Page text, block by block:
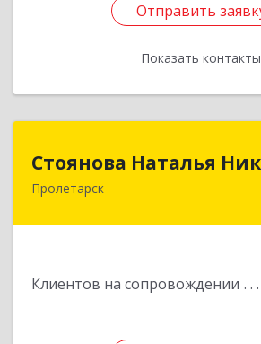
Отправить
Показать контакты
Отправить
Назад
Стоянова Наталья
Пролетарск
Клиентов на сопровождении